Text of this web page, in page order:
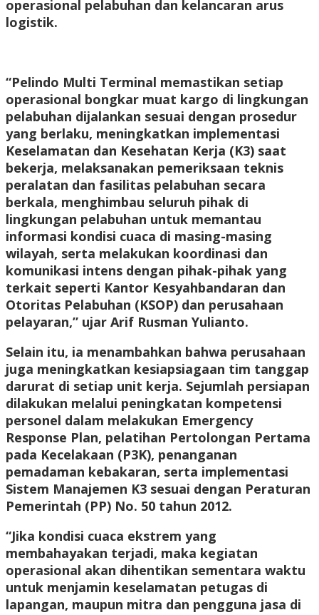
operasional pelabuhan dan kelancaran arus
logistik.
“Pelindo Multi Terminal memastikan setiap
operasional bongkar muat kargo di lingkungan
pelabuhan dijalankan sesuai dengan prosedur
yang berlaku, meningkatkan implementasi
Keselamatan dan Kesehatan Kerja (K3) saat
bekerja, melaksanakan pemeriksaan teknis
peralatan dan fasilitas pelabuhan secara
berkala, menghimbau seluruh pihak di
lingkungan pelabuhan untuk memantau
informasi kondisi cuaca di masing-masing
wilayah, serta melakukan koordinasi dan
komunikasi intens dengan pihak-pihak yang
terkait seperti Kantor Kesyahbandaran dan
Otoritas Pelabuhan (KSOP) dan perusahaan
pelayaran,” ujar Arif Rusman Yulianto.
Selain itu, ia menambahkan bahwa perusahaan
juga meningkatkan kesiapsiagaan tim tanggap
darurat di setiap unit kerja. Sejumlah persiapan
dilakukan melalui peningkatan kompetensi
personel dalam melakukan Emergency
Response Plan, pelatihan Pertolongan Pertama
pada Kecelakaan (P3K), penanganan
pemadaman kebakaran, serta implementasi
Sistem Manajemen K3 sesuai dengan Peraturan
Pemerintah (PP) No. 50 tahun 2012.
“Jika kondisi cuaca ekstrem yang
membahayakan terjadi, maka kegiatan
operasional akan dihentikan sementara waktu
untuk menjamin keselamatan petugas di
lapangan, maupun mitra dan pengguna jasa di